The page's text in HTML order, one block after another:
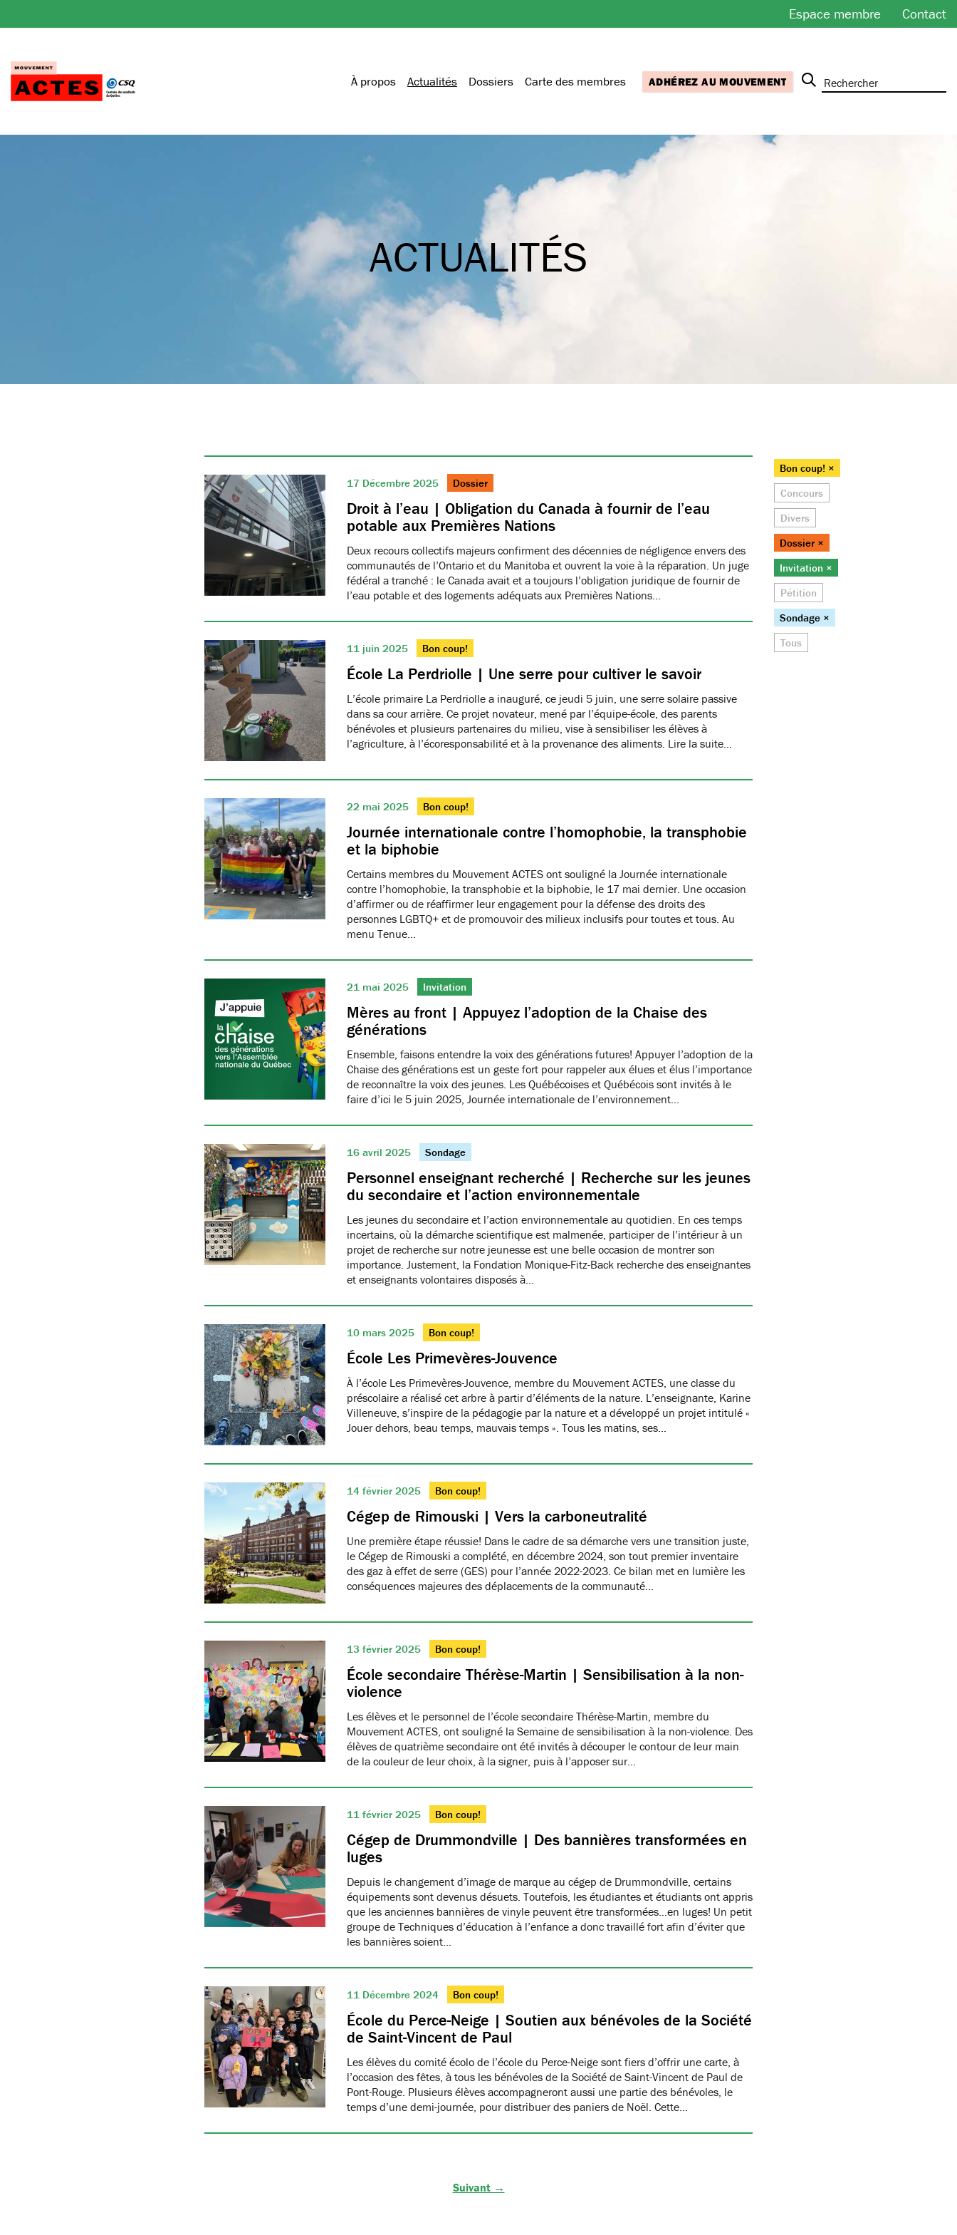
au
Espace membre Contact
À propos Actualités Dossiers Carte des membres ADHÉREZ AU MOUVEMENT
ACTUALITÉS
17 Décembre 2025 Dossier
Droit à l’eau | Obligation du Canada à fournir de l’eau
potable aux Premières Nations
Deux recours collectifs majeurs confirment des décennies de négligence envers des
communautés de l’Ontario et du Manitoba et ouvrent la voie à la réparation. Un juge
fédéral a tranché : le Canada avait et a toujours l’obligation juridique de fournir de
l’eau potable et des logements adéquats aux Premières Nations…
11 juin 2025 Bon coup!
École La Perdriolle | Une serre pour cultiver le savoir
L’école primaire La Perdriolle a inauguré, ce jeudi 5 juin, une serre solaire passive
dans sa cour arrière. Ce projet novateur, mené par l’équipe-école, des parents
bénévoles et plusieurs partenaires du milieu, vise à sensibiliser les élèves à
l’agriculture, à l’écoresponsabilité et à la provenance des aliments. Lire la suite…
22 mai 2025 Bon coup!
Journée internationale contre l’homophobie, la transphobie
et la biphobie
Certains membres du Mouvement ACTES ont souligné la Journée internationale
contre l’homophobie, la transphobie et la biphobie, le 17 mai dernier. Une occasion
d’affirmer ou de réaffirmer leur engagement pour la défense des droits des
personnes LGBTQ+ et de promouvoir des milieux inclusifs pour toutes et tous. Au
menu Tenue…
21 mai 2025 Invitation
Mères au front | Appuyez l’adoption de la Chaise des
générations
Ensemble, faisons entendre la voix des générations futures! Appuyer l’adoption de la
Chaise des générations est un geste fort pour rappeler aux élues et élus l’importance
de reconnaître la voix des jeunes. Les Québécoises et Québécois sont invités à le
faire d’ici le 5 juin 2025, Journée internationale de l’environnement…
16 avril 2025 Sondage
Personnel enseignant recherché | Recherche sur les jeunes
du secondaire et l’action environnementale
Les jeunes du secondaire et l’action environnementale au quotidien. En ces temps
incertains, où la démarche scientifique est malmenée, participer de l’intérieur à un
projet de recherche sur notre jeunesse est une belle occasion de montrer son
importance. Justement, la Fondation Monique-Fitz-Back recherche des enseignantes
et enseignants volontaires disposés à…
10 mars 2025 Bon coup!
École Les Primevères-Jouvence
À l’école Les Primevères-Jouvence, membre du Mouvement ACTES, une classe du
préscolaire a réalisé cet arbre à partir d’éléments de la nature. L’enseignante, Karine
Villeneuve, s’inspire de la pédagogie par la nature et a développé un projet intitulé «
Jouer dehors, beau temps, mauvais temps ». Tous les matins, ses…
14 février 2025 Bon coup!
Cégep de Rimouski | Vers la carboneutralité
Une première étape réussie! Dans le cadre de sa démarche vers une transition juste,
le Cégep de Rimouski a complété, en décembre 2024, son tout premier inventaire
des gaz à effet de serre (GES) pour l’année 2022-2023. Ce bilan met en lumière les
conséquences majeures des déplacements de la communauté…
13 février 2025 Bon coup!
École secondaire Thérèse-Martin | Sensibilisation à la non-
violence
Les élèves et le personnel de l’école secondaire Thérèse-Martin, membre du
Mouvement ACTES, ont souligné la Semaine de sensibilisation à la non-violence. Des
élèves de quatrième secondaire ont été invités à découper le contour de leur main
de la couleur de leur choix, à la signer, puis à l’apposer sur…
11 février 2025 Bon coup!
Cégep de Drummondville | Des bannières transformées en
luges
Depuis le changement d’image de marque au cégep de Drummondville, certains
équipements sont devenus désuets. Toutefois, les étudiantes et étudiants ont appris
que les anciennes bannières de vinyle peuvent être transformées…en luges! Un petit
groupe de Techniques d’éducation à l’enfance a donc travaillé fort afin d’éviter que
les bannières soient…
11 Décembre 2024 Bon coup!
École du Perce-Neige | Soutien aux bénévoles de la Société
de Saint-Vincent de Paul
Les élèves du comité écolo de l’école du Perce-Neige sont fiers d’offrir une carte, à
l’occasion des fêtes, à tous les bénévoles de la Société de Saint-Vincent de Paul de
Pont-Rouge. Plusieurs élèves accompagneront aussi une partie des bénévoles, le
temps d’une demi-journée, pour distribuer des paniers de Noël. Cette…
Bon coup! ×
Concours
Divers
Dossier ×
Invitation ×
Pétition
Sondage ×
Tous
Suivant →